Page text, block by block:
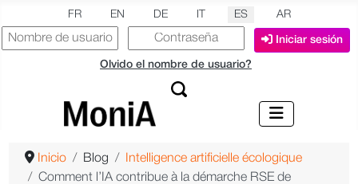
Seleccione su idioma
FR EN DE ES AR
Iniciar sesión
Olvido el nombre de usuario?
Inicio Blog
Intelligence artificielle écologique
Comment l’IA contribue à la démarche RSE de